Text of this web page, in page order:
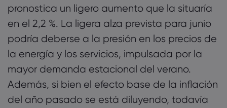
pronostica un ligero aumento que la situaría
en el 2,2 %. La ligera alza prevista para junio
podría deberse a la presión en los precios de
la energía y los servicios, impulsada por la
mayor demanda estacional del verano.
Además, si bien el efecto base de la inflación
del año pasado se está diluyendo, todavía